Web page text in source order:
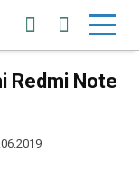
Redmi Note